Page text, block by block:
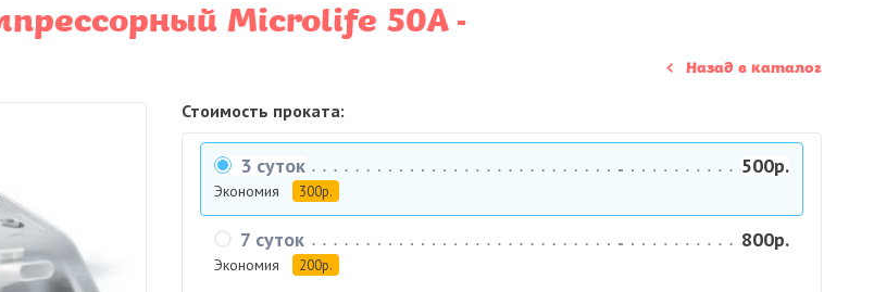
Microlife 50A -
Назад в каталог
Стоимость проката:
3 суток 500р.
Экономия 300р.
7 суток 800р.
Экономия 200р.